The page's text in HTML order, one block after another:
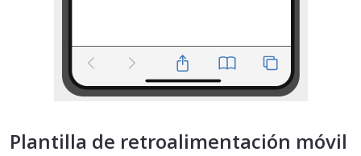
Plantilla de retroalimentación móvil